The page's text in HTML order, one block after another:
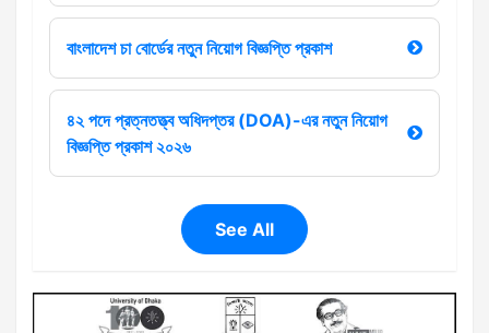
বাংলাদেশ চা বোর্ডের নতুন নিয়োগ বিজ্ঞপ্তি প্রকাশ
৪২ পদে প্রত্নতত্ত্ব অধিদপ্তর (DOA)-এর নতুন নিয়োগ
বিজ্ঞপ্তি প্রকাশ ২০২৬
See All